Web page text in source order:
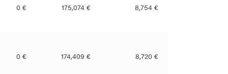
0 € 175,074 € 8,754 €
0 € 174,409 € 8,720 €